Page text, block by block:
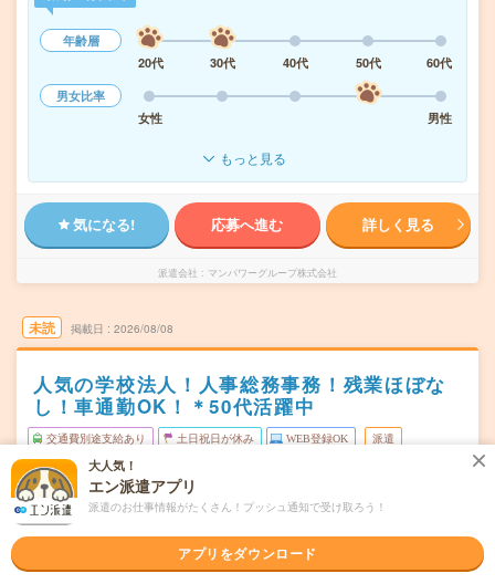
年齢層
20代
30代 40代 50代
60代
男女比率
女性
男性
もっと見る
気になる! 応募へ進む 詳しく見る
派遣会社 マンパワーグループ株式会社
未読 掲載日 2026/08/08
人気の学校法人！人事総務事務！残業ほぼな
し！車通勤OK！＊50代活躍中
交通費別途支給あり 土日祝日が休み WEB登録OK 派遣
勤務地
大阪府大東市
四条畷駅から徒歩2分／野崎(大阪府)駅から徒歩20分
曜日頻度 月～金
時間 8:40～17:10
大人気！
エン派遣アプリ
派遣のお仕事情報がたくさん！プッシュ通知で受け取ろう！
アプリをダウンロード